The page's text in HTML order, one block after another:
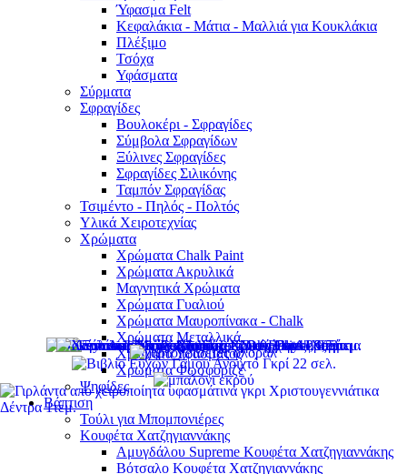
Ύφασμα Felt
Κεφαλάκια - Μάτια - Μαλλιά για Κουκλάκια
Πλέξιμο
Τσόχα
Υφάσματα
Σύρματα
Σφραγίδες
Βουλοκέρι - Σφραγίδες
Σύμβολα Σφραγίδων
Ξύλινες Σφραγίδες
Σφραγίδες Σιλικόνης
Ταμπόν Σφραγίδας
Τσιμέντο - Πηλός - Πολτός
Υλικά Χειροτεχνίας
Χρώματα
Χρώματα Chalk Paint
Χρώματα Ακρυλικά
Μαγνητικά Χρώματα
Χρώματα Γυαλιού
Χρώματα Μαυροπίνακα - Chalk
Χρώματα Μεταλλικά
Χρώματα Υφάσματος
Χρώματα Φωσφοριζέ
Ψηφίδες
Βάπτιση
Τούλι για Μπομπονιέρες
Κουφέτα Χατζηγιαννάκης
Αμυγδάλου Supreme Κουφέτα Χατζηγιαννάκης
Βότσαλο Κουφέτα Χατζηγιαννάκης